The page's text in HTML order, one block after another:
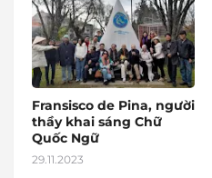
Fransisco de Pina, người
thầy khai sáng Chữ
Quốc Ngữ
29.11.2023